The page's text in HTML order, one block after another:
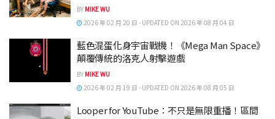
BY MIKE WU
2026 年 02 月 20 日 - UPDATED ON 2026 年 08 月 04 日
藍色混蛋化身宇宙戰機！《Mega Man Space》
顛覆傳統的洛克人射擊遊戲
BY MIKE WU
2026 年 02 月 19 日 - UPDATED ON 2026 年 08 月 05 日
Looper for YouTube：不只是無限重播！區間